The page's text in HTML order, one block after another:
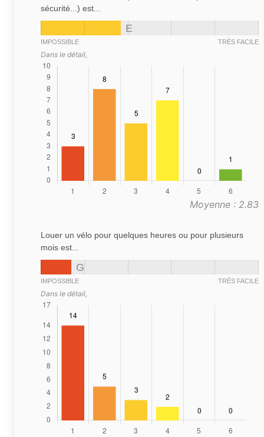
sécurité...) est...
E
IMPOSSIBLE TRÈS FACILE
Dans le détail,
Moyenne : 2.83
Louer un vélo pour quelques heures ou pour plusieurs
mois est...
G
IMPOSSIBLE TRÈS FACILE
Dans le détail,